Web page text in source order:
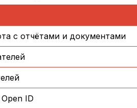
с отчётами и документами
ID